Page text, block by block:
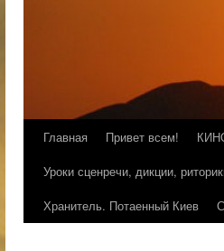
Главная Привет всем!
Уроки сценречи, дикции,
Хранитель. Потаенный Киев